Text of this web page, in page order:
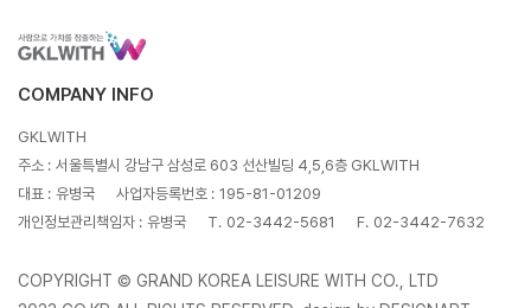
COMPANY INFO
GKLWITH
주소 : 서울특별시 강남구 삼성로 603 선산빌딩 4,5,6층 GKLWITH
대표 : 유병국 사업자등록번호 : 195-81-01209
개인정보관리책임자 : 유병국 T. 02-3442-5681 F. 02-3442-7632
COPYRIGHT © GRAND KOREA LEISURE WITH CO., LTD